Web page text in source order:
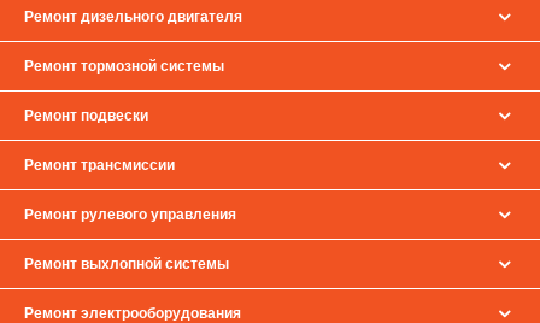
Ремонт дизельного двигателя
Ремонт тормозной системы
Ремонт подвески
Ремонт трансмиссии
Ремонт рулевого управления
Ремонт выхлопной системы
Ремонт электрооборудования